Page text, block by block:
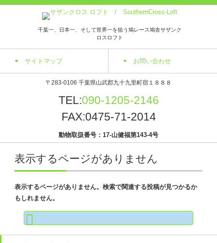
千葉一、日本一、そして世界一を狙う鳩レース鳩舎サザンク
ロスロフト
サイトマップ お問い合わせ
〒283-0106 千葉県山武郡九十九里町宿１８８８
TEL:090-1205-2146
FAX:0475-71-2014
動物取扱番号：17-山健福第143-4号
表示するページがありません
表示するページがありません。検索で関連する投稿が見つかるか
もしれません。
検
索: